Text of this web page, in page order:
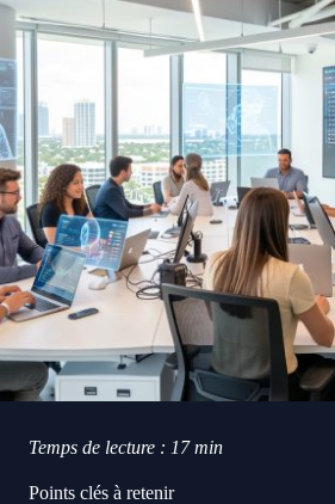
Temps de lecture : 17 min
Points clés à retenir